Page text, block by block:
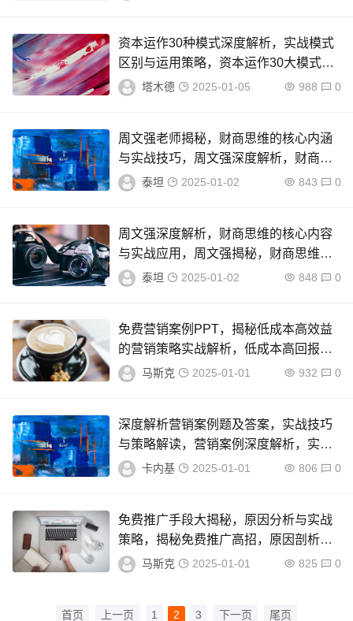
资本运作30种模式深度解析，实战模式
区别与运用策略，资本运作30大模式实
战解析，策略运用与区别对比
塔木德 2025-01-05 988 0
周文强老师揭秘，财商思维的核心内涵
与实战技巧，周文强深度解析，财商思
维精髓与实战策略
泰坦 2025-01-02 843 0
周文强深度解析，财商思维的核心内容
与实战应用，周文强揭秘，财商思维精
髓及实战策略全解析
泰坦 2025-01-02 848 0
免费营销案例PPT，揭秘低成本高效益
的营销策略实战解析，低成本高回报，
免费营销策略实战解析PPT
马斯克 2025-01-01 932 0
深度解析营销案例题及答案，实战技巧
与策略解读，营销案例深度解析，实战
技巧与策略精解
卡内基 2025-01-01 806 0
免费推广手段大揭秘，原因分析与实战
策略，揭秘免费推广高招，原因剖析与
实战攻略
马斯克 2025-01-01 825 0
首页 上一页 1 2 3 下一页 尾页